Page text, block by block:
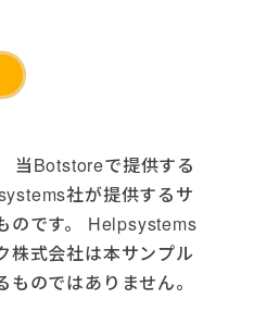
当Botstoreで提供する
社が提供するサ
のです。 Helpsystems
株式会社は本サンプル
のではありません。
(2)